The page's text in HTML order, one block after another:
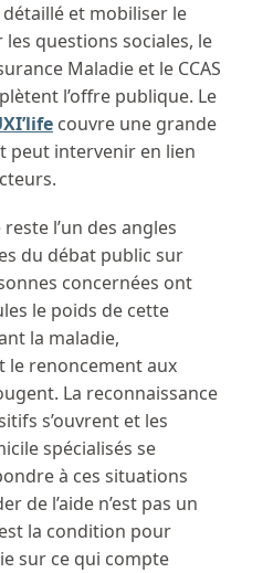
et mobiliser le
questions sociales, le
Maladie et le CCAS
l’offre publique. Le
couvre une grande
peut intervenir en lien
l’un des angles
du débat public sur
concernées ont
le poids de cette
la maladie,
le renoncement aux
La reconnaissance
s’ouvrent et les
spécialisés se
à ces situations
de l’aide n’est pas un
la condition pour
sur ce qui compte